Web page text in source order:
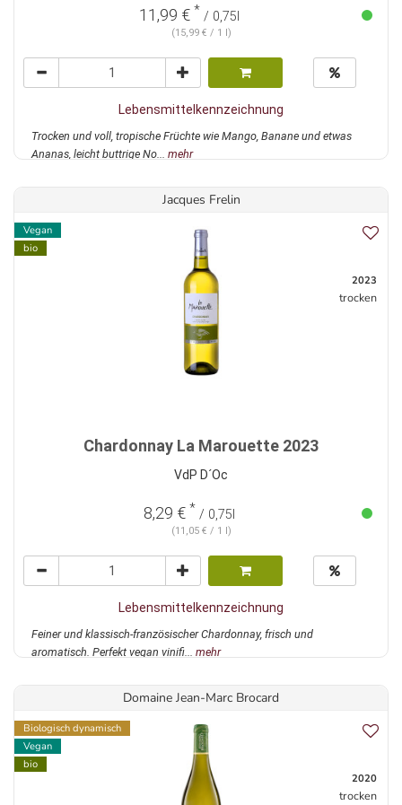
11,99 € * / 0,75l
(15,99 € / 1 l)
Lebensmittelkennzeichnung
Trocken und voll, tropische Früchte wie Mango, Banane und etwas
Ananas, leicht buttrige No... mehr
Jacques Frelin
Vegan
bio
2023
trocken
Chardonnay La Marouette 2023
VdP D´Oc
8,29 € * / 0,75l
(11,05 € / 1 l)
Lebensmittelkennzeichnung
Feiner und klassisch-französischer Chardonnay, frisch und
aromatisch. Perfekt vegan vinifi... mehr
Domaine Jean-Marc Brocard
Biologisch dynamisch
Vegan
bio
2020
trocken